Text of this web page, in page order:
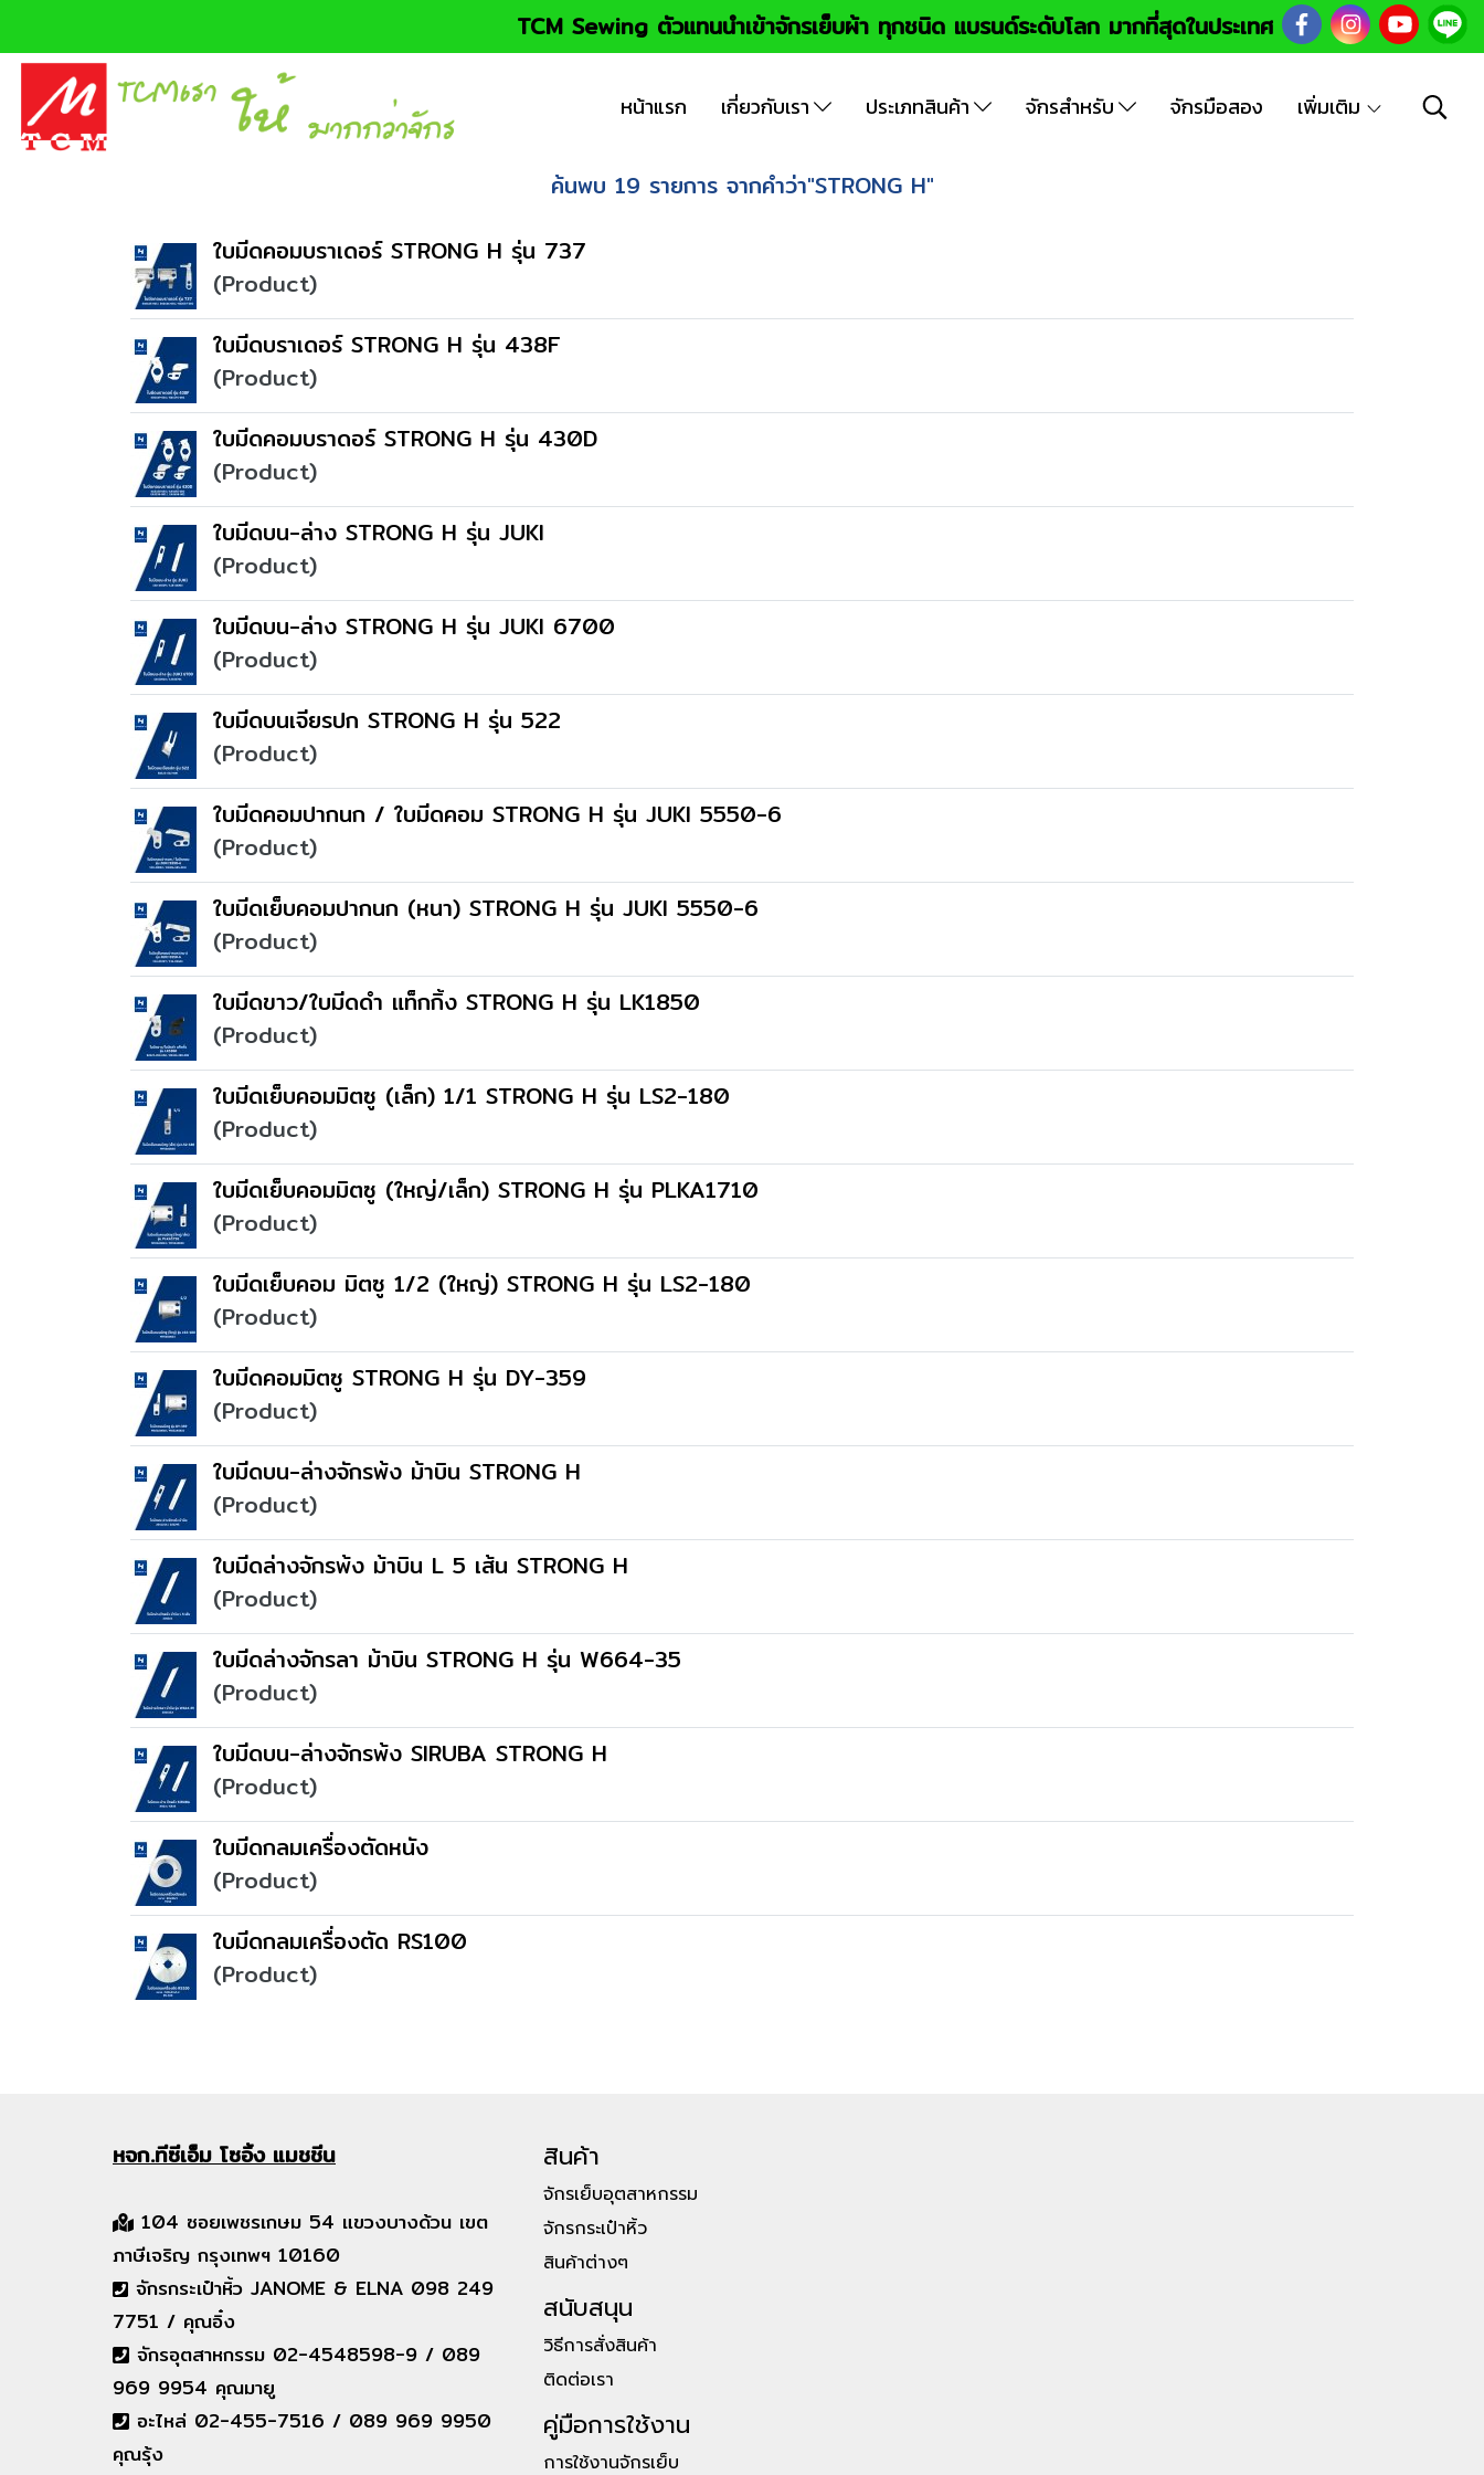
TCM Sewing ตัวแทนนำเข้าจักรเย็บผ้า ทุกชนิด แบรนด์ระดับโลก มากที่สุดในประเทศ
หน้าแรก เกี่ยวกับเรา ประเภทสินค้า จักรสำหรับ จักรมือสอง เพิ่มเติม
ค้นพบ 19 รายการ จากคำว่า"STRONG H"
ใบมีดคอมบราเดอร์ STRONG H รุ่น 737
(Product)
ใบมีดบราเดอร์ STRONG H รุ่น 438F
(Product)
ใบมีดคอมบราดอร์ STRONG H รุ่น 430D
(Product)
ใบมีดบน-ล่าง STRONG H รุ่น JUKI
(Product)
ใบมีดบน-ล่าง STRONG H รุ่น JUKI 6700
(Product)
ใบมีดบนเจียรปก STRONG H รุ่น 522
(Product)
ใบมีดคอมปากนก / ใบมีดคอม STRONG H รุ่น JUKI 5550-6
(Product)
ใบมีดเย็บคอมปากนก (หนา) STRONG H รุ่น JUKI 5550-6
(Product)
ใบมีดขาว/ใบมีดดำ แท็กกิ้ง STRONG H รุ่น LK1850
(Product)
ใบมีดเย็บคอมมิตซู (เล็ก) 1/1 STRONG H รุ่น LS2-180
(Product)
ใบมีดเย็บคอมมิตซู (ใหญ่/เล็ก) STRONG H รุ่น PLKA1710
(Product)
ใบมีดเย็บคอม มิตซู 1/2 (ใหญ่) STRONG H รุ่น LS2-180
(Product)
ใบมีดคอมมิตซู STRONG H รุ่น DY-359
(Product)
ใบมีดบน-ล่างจักรพ้ง ม้าบิน STRONG H
(Product)
ใบมีดล่างจักรพ้ง ม้าบิน L 5 เส้น STRONG H
(Product)
ใบมีดล่างจักรลา ม้าบิน STRONG H รุ่น W664-35
(Product)
ใบมีดบน-ล่างจักรพ้ง SIRUBA STRONG H
(Product)
ใบมีดกลมเครื่องตัดหนัง
(Product)
ใบมีดกลมเครื่องตัด RS100
(Product)
หจก.ทีซีเอ็ม โซอิ้ง แมชชีน
104 ซอยเพชรเกษม 54 แขวงบางด้วน เขต
ภาษีเจริญ กรุงเทพฯ 10160
จักรกระเป๋าหิ้ว JANOME & ELNA 098 249
7751 / คุณอิ๋ง
จักรอุตสาหกรรม 02-4548598-9 / 089
969 9954 คุณมายู
อะไหล่ 02-455-7516 / 089 969 9950
คุณรุ้ง
สินค้า
จักรเย็บอุตสาหกรรม
จักรกระเป๋าหิ้ว
สินค้าต่างๆ
สนับสนุน
วิธีการสั่งสินค้า
ติดต่อเรา
คู่มือการใช้งาน
การใช้งานจักรเย็บ